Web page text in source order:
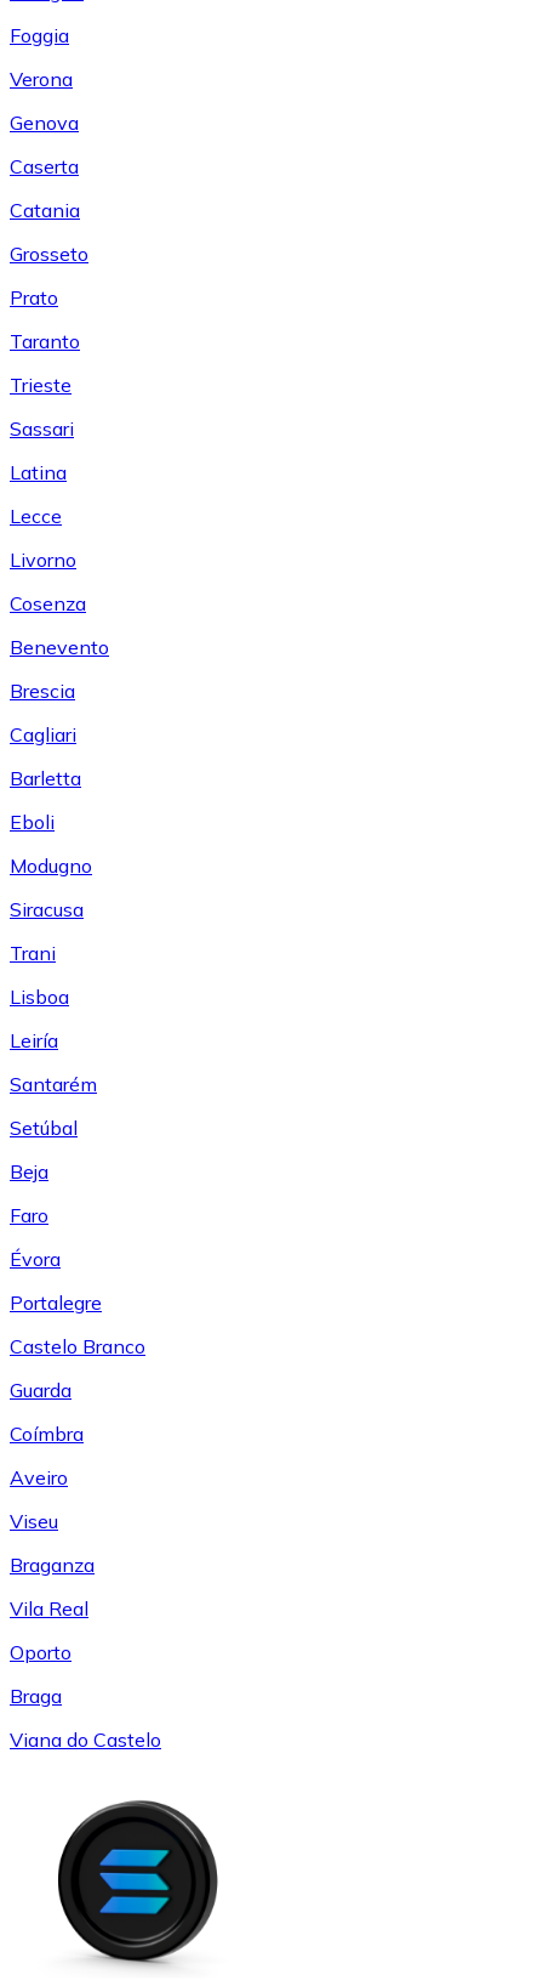
Foggia
Verona
Genova
Caserta
Catania
Grosseto
Prato
Taranto
Trieste
Sassari
Latina
Lecce
Livorno
Cosenza
Benevento
Brescia
Cagliari
Barletta
Eboli
Modugno
Siracusa
Trani
Lisboa
Leiría
Santarém
Setúbal
Beja
Faro
Évora
Portalegre
Castelo Branco
Guarda
Coímbra
Aveiro
Viseu
Braganza
Vila Real
Oporto
Braga
Viana do Castelo